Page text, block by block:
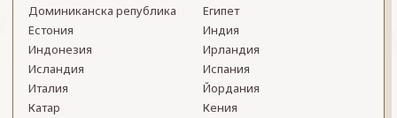
Доминиканска република
Египет
Естония
Индия
Индонезия
Ирландия
Исландия
Испания
Италия
Йордания
Катар
Кения